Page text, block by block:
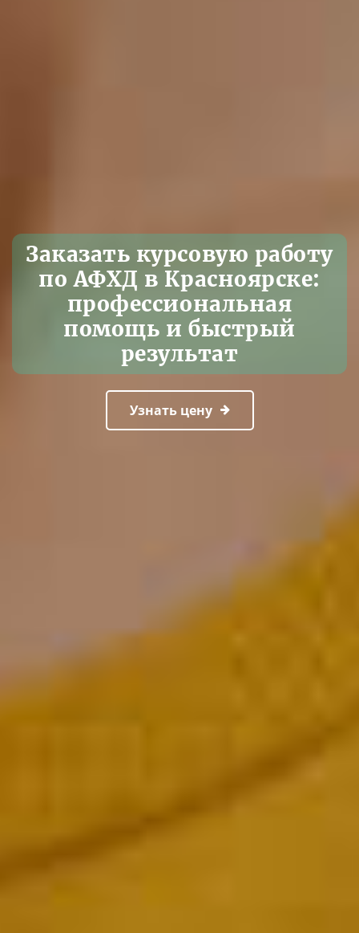
Заказать курсовую работу
по АФХД в Красноярске:
профессиональная
помощь и быстрый
результат
Узнать цену